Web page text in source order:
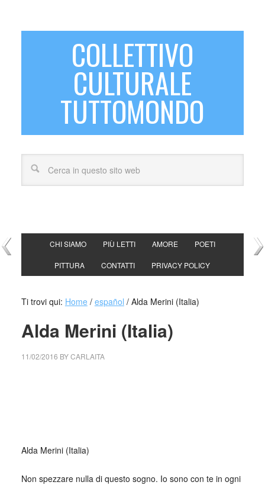
COLLETTIVO
CULTURALE
TUTTOMONDO
CHI SIAMO PIÙ LETTI AMORE POETI
PITTURA CONTATTI PRIVACY POLICY
Ti trovi qui: Home / español /Alda Merini (Italia)
Alda Merini (Italia)
11/02/2016 BYCARLAITA
Alda Merini(Italia)
Non spezzare nulla di questo sogno. Io sono con te in ogni